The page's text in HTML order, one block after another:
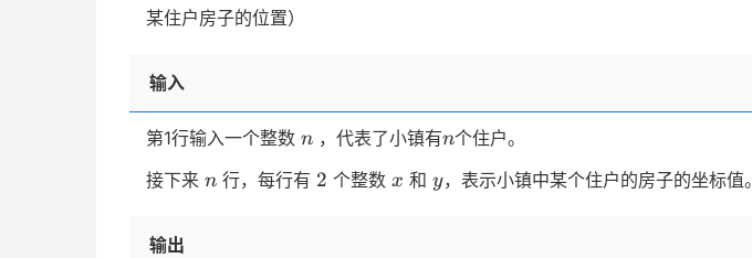
某住户房子的位置）
输入
第1行输入一个整数 n
n ，代表了小镇有n
n个住户。
接下来 n
n 行，每行有 2
2 个整数 x
x 和 y
y，表示小镇中某个住户的房子的坐标值。
输出